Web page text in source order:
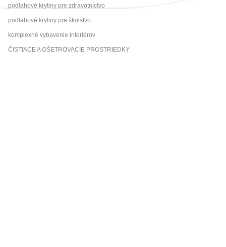
podlahové krytiny pre zdravotníctvo
podlahové krytiny pre školstvo
komplexné vybavenie interiérov
ČISTIACE A OŠETROVACIE PROSTRIEDKY